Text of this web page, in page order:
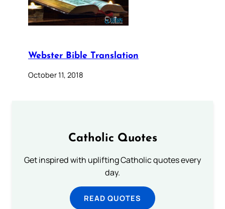
Webster Bible Translation
October 11, 2018
Catholic Quotes
Get inspired with uplifting Catholic quotes every
day.
READ QUOTES